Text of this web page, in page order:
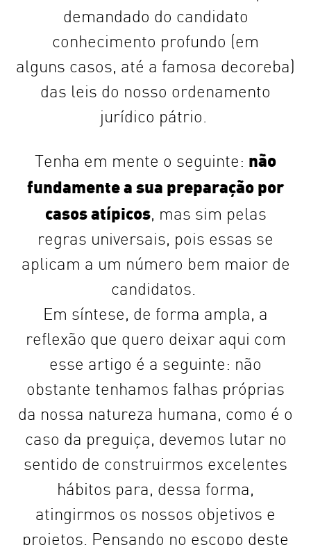
demandado do candidato
conhecimento profundo (em
alguns casos, até a famosa decoreba)
das leis do nosso ordenamento
jurídico pátrio.
Tenha em mente o seguinte: não
fundamente a sua preparação por
casos atípicos, mas sim pelas
regras universais, pois essas se
aplicam a um número bem maior de
candidatos.
Em síntese, de forma ampla, a
reflexão que quero deixar aqui com
esse artigo é a seguinte: não
obstante tenhamos falhas próprias
da nossa natureza humana, como é o
caso da preguiça, devemos lutar no
sentido de construirmos excelentes
hábitos para, dessa forma,
atingirmos os nossos objetivos e
projetos. Pensando no escopo deste